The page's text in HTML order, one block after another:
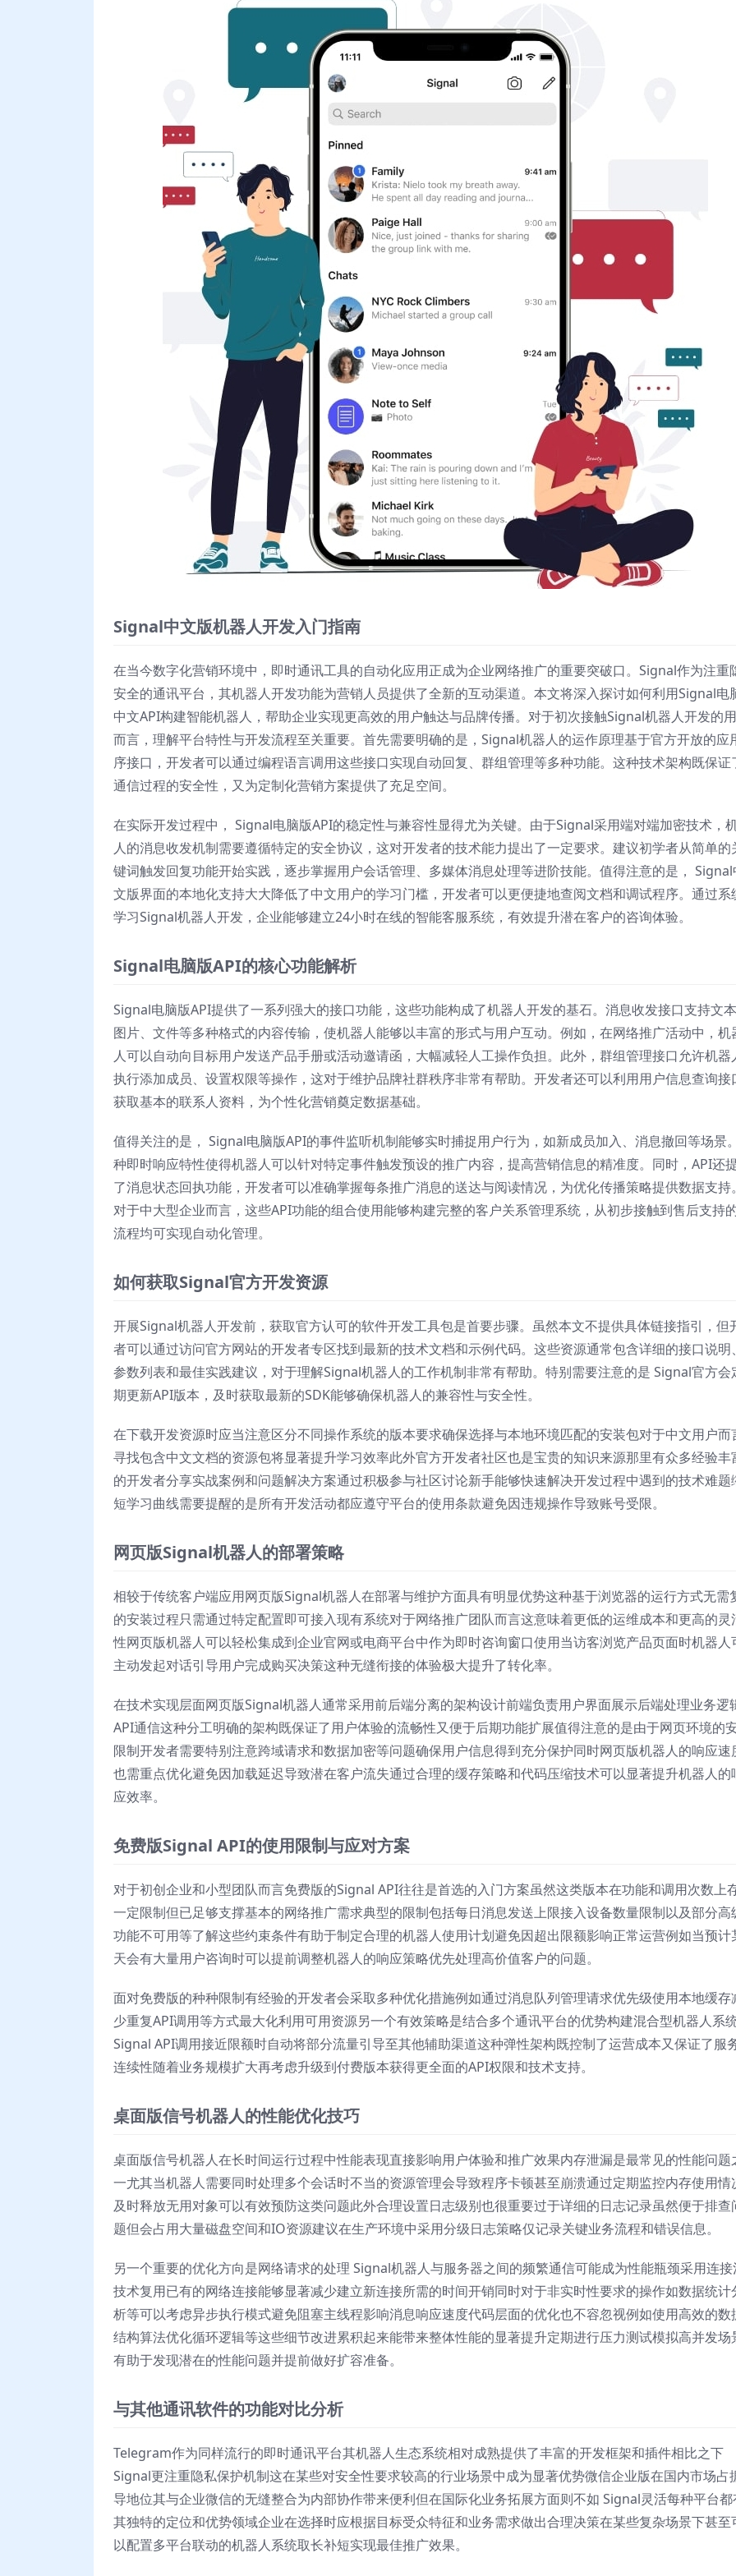
Signal中文版机器人开发入门指南
在当今数字化营销环境中，即时通讯工具的自动化应用正成为企业网络推广的重要突破口。Signal作为注重
安全的通讯平台，其机器人开发功能为营销人员提供了全新的互动渠道。本文将深入探讨如何利用Signal电
中文API构建智能机器人，帮助企业实现更高效的用户触达与品牌传播。对于初次接触Signal机器人开发的
而言，理解平台特性与开发流程至关重要。首先需要明确的是，Signal机器人的运作原理基于官方开放的应
序接口，开发者可以通过编程语言调用这些接口实现自动回复、群组管理等多种功能。这种技术架构既保证
通信过程的安全性，又为定制化营销方案提供了充足空间。
在实际开发过程中， Signal电脑版API的稳定性与兼容性显得尤为关键。由于Signal采用端对端加密技术，
人的消息收发机制需要遵循特定的安全协议，这对开发者的技术能力提出了一定要求。建议初学者从简单的
键词触发回复功能开始实践，逐步掌握用户会话管理、多媒体消息处理等进阶技能。值得注意的是， Signal
文版界面的本地化支持大大降低了中文用户的学习门槛，开发者可以更便捷地查阅文档和调试程序。通过系
学习Signal机器人开发，企业能够建立24小时在线的智能客服系统，有效提升潜在客户的咨询体验。
Signal电脑版API的核心功能解析
Signal电脑版API提供了一系列强大的接口功能，这些功能构成了机器人开发的基石。消息收发接口支持文本
图片、文件等多种格式的内容传输，使机器人能够以丰富的形式与用户互动。例如，在网络推广活动中，机
人可以自动向目标用户发送产品手册或活动邀请函，大幅减轻人工操作负担。此外，群组管理接口允许机器
执行添加成员、设置权限等操作，这对于维护品牌社群秩序非常有帮助。开发者还可以利用用户信息查询接
获取基本的联系人资料，为个性化营销奠定数据基础。
值得关注的是， Signal电脑版API的事件监听机制能够实时捕捉用户行为，如新成员加入、消息撤回等场景
种即时响应特性使得机器人可以针对特定事件触发预设的推广内容，提高营销信息的精准度。同时，API还
了消息状态回执功能，开发者可以准确掌握每条推广消息的送达与阅读情况，为优化传播策略提供数据支持。
对于中大型企业而言，这些API功能的组合使用能够构建完整的客户关系管理系统，从初步接触到售后支持
流程均可实现自动化管理。
如何获取Signal官方开发资源
开展Signal机器人开发前，获取官方认可的软件开发工具包是首要步骤。虽然本文不提供具体链接指引，但
者可以通过访问官方网站的开发者专区找到最新的技术文档和示例代码。这些资源通常包含详细的接口说明、
参数列表和最佳实践建议，对于理解Signal机器人的工作机制非常有帮助。特别需要注意的是 Signal官方会
期更新API版本，及时获取最新的SDK能够确保机器人的兼容性与安全性。
在下载开发资源时应当注意区分不同操作系统的版本要求确保选择与本地环境匹配的安装包对于中文用户而
寻找包含中文文档的资源包将显著提升学习效率此外官方开发者社区也是宝贵的知识来源那里有众多经验丰
的开发者分享实战案例和问题解决方案通过积极参与社区讨论新手能够快速解决开发过程中遇到的技术难题
短学习曲线需要提醒的是所有开发活动都应遵守平台的使用条款避免因违规操作导致账号受限。
网页版Signal机器人的部署策略
相较于传统客户端应用网页版Signal机器人在部署与维护方面具有明显优势这种基于浏览器的运行方式无需
的安装过程只需通过特定配置即可接入现有系统对于网络推广团队而言这意味着更低的运维成本和更高的灵
性网页版机器人可以轻松集成到企业官网或电商平台中作为即时咨询窗口使用当访客浏览产品页面时机器人
主动发起对话引导用户完成购买决策这种无缝衔接的体验极大提升了转化率。
在技术实现层面网页版Signal机器人通常采用前后端分离的架构设计前端负责用户界面展示后端处理业务逻
API通信这种分工明确的架构既保证了用户体验的流畅性又便于后期功能扩展值得注意的是由于网页环境的
限制开发者需要特别注意跨域请求和数据加密等问题确保用户信息得到充分保护同时网页版机器人的响应速
也需重点优化避免因加载延迟导致潜在客户流失通过合理的缓存策略和代码压缩技术可以显著提升机器人的
应效率。
免费版Signal API的使用限制与应对方案
对于初创企业和小型团队而言免费版的Signal API往往是首选的入门方案虽然这类版本在功能和调用次数上
一定限制但已足够支撑基本的网络推广需求典型的限制包括每日消息发送上限接入设备数量限制以及部分高
功能不可用等了解这些约束条件有助于制定合理的机器人使用计划避免因超出限额影响正常运营例如当预计
天会有大量用户咨询时可以提前调整机器人的响应策略优先处理高价值客户的问题。
面对免费版的种种限制有经验的开发者会采取多种优化措施例如通过消息队列管理请求优先级使用本地缓存
少重复API调用等方式最大化利用可用资源另一个有效策略是结合多个通讯平台的优势构建混合型机器人系
Signal API调用接近限额时自动将部分流量引导至其他辅助渠道这种弹性架构既控制了运营成本又保证了服
连续性随着业务规模扩大再考虑升级到付费版本获得更全面的API权限和技术支持。
桌面版信号机器人的性能优化技巧
桌面版信号机器人在长时间运行过程中性能表现直接影响用户体验和推广效果内存泄漏是最常见的性能问题
一尤其当机器人需要同时处理多个会话时不当的资源管理会导致程序卡顿甚至崩溃通过定期监控内存使用情
及时释放无用对象可以有效预防这类问题此外合理设置日志级别也很重要过于详细的日志记录虽然便于排查
题但会占用大量磁盘空间和IO资源建议在生产环境中采用分级日志策略仅记录关键业务流程和错误信息。
另一个重要的优化方向是网络请求的处理 Signal机器人与服务器之间的频繁通信可能成为性能瓶颈采用连接
技术复用已有的网络连接能够显著减少建立新连接所需的时间开销同时对于非实时性要求的操作如数据统计
析等可以考虑异步执行模式避免阻塞主线程影响消息响应速度代码层面的优化也不容忽视例如使用高效的数
结构算法优化循环逻辑等这些细节改进累积起来能带来整体性能的显著提升定期进行压力测试模拟高并发场
有助于发现潜在的性能问题并提前做好扩容准备。
与其他通讯软件的功能对比分析
Telegram作为同样流行的即时通讯平台其机器人生态系统相对成熟提供了丰富的开发框架和插件相比之下
Signal更注重隐私保护机制这在某些对安全性要求较高的行业场景中成为显著优势微信企业版在国内市场占
导地位其与企业微信的无缝整合为内部协作带来便利但在国际化业务拓展方面则不如 Signal灵活每种平台都
其独特的定位和优势领域企业在选择时应根据目标受众特征和业务需求做出合理决策在某些复杂场景下甚至
以配置多平台联动的机器人系统取长补短实现最佳推广效果。